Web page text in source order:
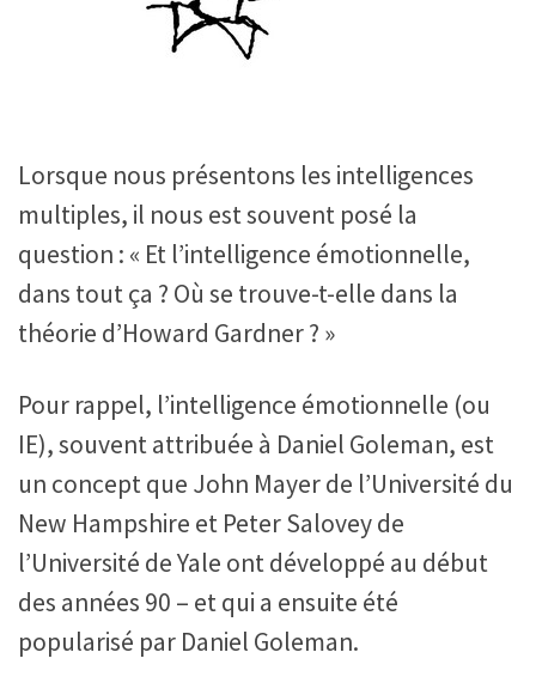
Lorsque nous présentons les intelligences
multiples, il nous est souvent posé la
question : « Et l’intelligence émotionnelle,
dans tout ça ? Où se trouve-t-elle dans la
théorie d’Howard Gardner ? »
Pour rappel, l’intelligence émotionnelle (ou
IE), souvent attribuée à Daniel Goleman, est
un concept que John Mayer de l’Université du
New Hampshire et Peter Salovey de
l’Université de Yale ont développé au début
des années 90 – et qui a ensuite été
popularisé par Daniel Goleman.